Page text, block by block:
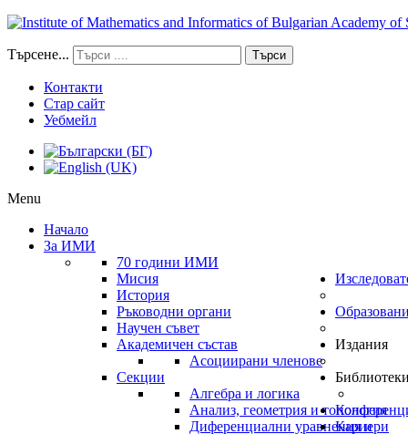
Търсене... Търси
Контакти
Стар сайт
Уебмейл
Menu
Начало
За ИМИ
70 години ИМИ
Мисия
История
Ръководни органи
Научен съвет
Академичен състав
Асоциирани членове
Секции
Алгебра и логика
Анализ, геометрия и топология
Диференциални уравнения и
Издания
Кариери